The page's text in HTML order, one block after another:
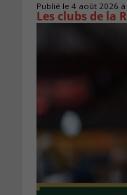
Publié le 4 août 2026
Les clubs de la